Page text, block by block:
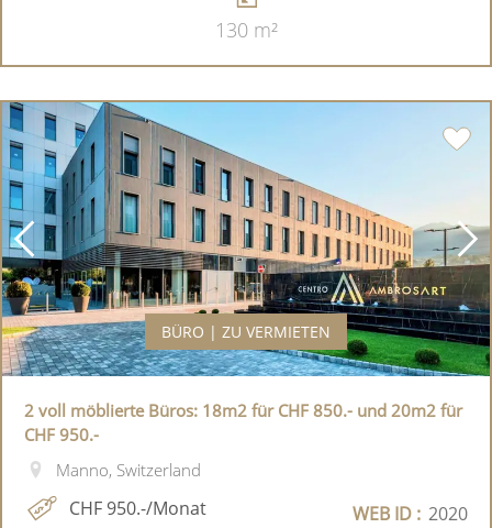
130 m²
BÜRO | ZU VERMIETEN
2 voll möblierte Büros: 18m2 für CHF 850.- und 20m2 für
CHF 950.-
Manno, Switzerland
CHF 950.-/Monat WEB ID : 2020